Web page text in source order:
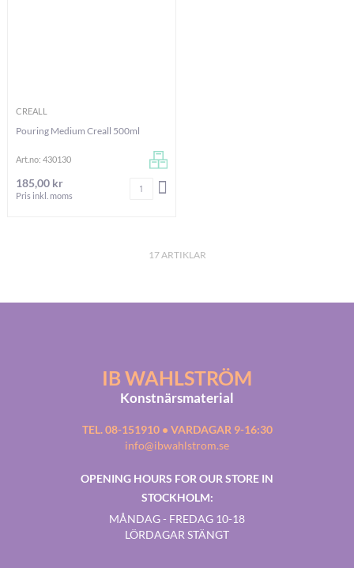
CREALL
Pouring Medium Creall 500ml
Art.no: 430130
185,00 kr
Pris inkl. moms
Antal
17ARTIKLAR
IB WAHLSTRÖM
Konstnärsmaterial
TEL. 08-151910 • VARDAGAR 9-16:30
info@ibwahlstrom.se
OPENING HOURS FOR OUR STORE IN
STOCKHOLM:
MÅNDAG - FREDAG 10-18
LÖRDAGAR STÄNGT